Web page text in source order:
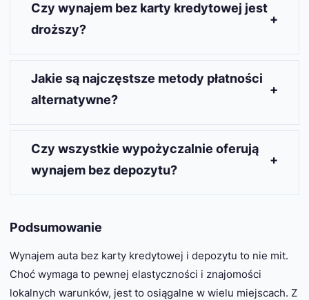
Czy wynajem bez karty kredytowej jest
droższy?
się z wyższymi kosztami. Dodatkowe opłaty mogą
obejmować pełne ubezpieczenie lub inne pakiety
zabezpieczające. Warto dokładnie sprawdzić
Jakie są najczęstsze metody płatności
alternatywne?
płatności to karty debetowe, przelewy bankowe
oraz szybkie przelewy online. Każda z tych opcji
ma swoje zalety i wady, dlatego warto dokładnie
Czy wszystkie wypożyczalnie oferują
wynajem bez depozytu?
na takie rozwiązanie, zazwyczaj w połączeniu z
sprawdzić oferty i warunki przed dokonaniem
rezerwacji.
Podsumowanie
Wynajem auta bez karty kredytowej i depozytu to nie mit.
Choć wymaga to pewnej elastyczności i znajomości
lokalnych warunków, jest to osiągalne w wielu miejscach. Z